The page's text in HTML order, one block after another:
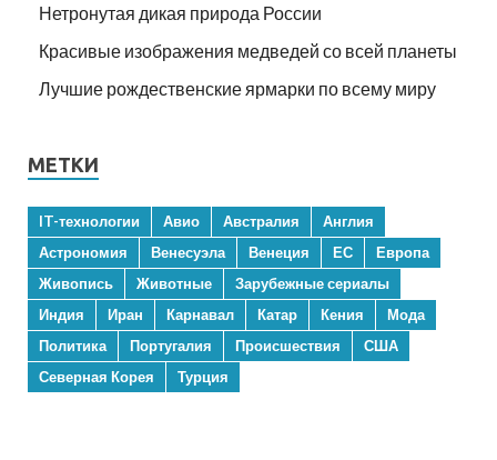
Нетронутая дикая природа России
Красивые изображения медведей со всей планеты
Лучшие рождественские ярмарки по всему миру
МЕТКИ
IT-технологии Авио Австралия
Англия
Астрономия
Венесуэла Венеция ЕС
Европа
Живопись
Животные
Зарубежные сериалы
Индия
Иран Карнавал Катар Кения
Мода
Политика
Португалия Происшествия
США
Северная Корея
Турция